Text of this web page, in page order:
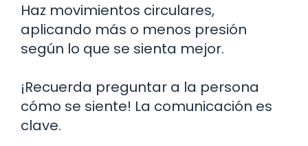
Haz movimientos circulares,
aplicando más o menos presión
según lo que se sienta mejor.
¡Recuerda preguntar a la persona
cómo se siente! La comunicación es
clave.